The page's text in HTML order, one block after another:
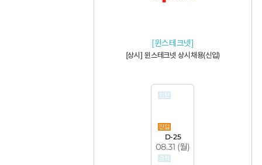
[윈스테크넷]
[상시] 윈스테크넷 상시채용(신입)
D-25
08.31 (월)